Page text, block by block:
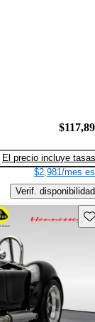
El precio incluye tasas
$2,981/mes
Verif. disponibilidad